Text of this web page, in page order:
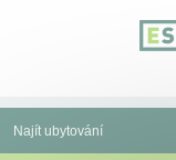
Najít ubytování